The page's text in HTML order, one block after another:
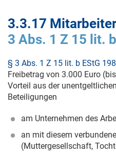
3.3.17
3 Abs. 1 Z 15 lit.
§ 3 Abs. 1 Z 15 lit. b EStG
Freibetrag von 3.000 Euro
Vorteil aus der
Beteiligungen
am Unternehmen des
an mit diesem
(Muttergesellschaft,